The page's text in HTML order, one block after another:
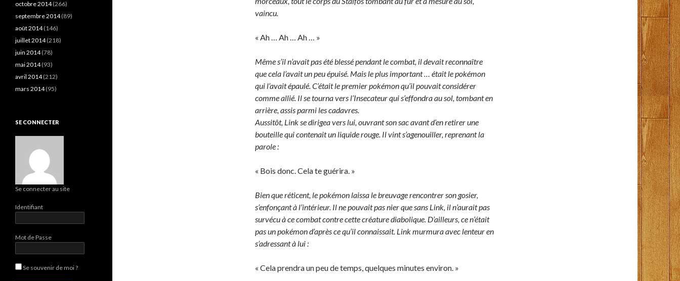
vaincu.
« Ah … Ah … Ah … »
Même s’il n’avait pas été blessé pendant le combat, il devait reconnaître
que cela l’avait un peu épuisé. Mais le plus important … était le pokémon
qui l’avait épaulé. C’était le premier pokémon qu’il pouvait considérer
comme allié. Il se tourna vers l’Insecateur qui s’effondra au sol, tombant en
arrière, assis parmi les cadavres.
Aussitôt, Link se dirigea vers lui, ouvrant son sac avant d’en retirer une
bouteille qui contenait un liquide rouge. Il vint s’agenouiller, reprenant la
parole :
« Bois donc. Cela te guérira. »
Bien que réticent, le pokémon laissa le breuvage rencontrer son gosier,
s’enfonçant à l’intérieur. Il ne pouvait pas nier que sans Link, il n’aurait pas
survécu à ce combat contre cette créature diabolique. D’ailleurs, ce n’était
pas un pokémon d’après ce qu’il connaissait. Link murmura avec lenteur en
s’adressant à lui :
« Cela prendra un peu de temps, quelques minutes environ. »
octobre 2014(266)
septembre 2014(89)
août 2014(146)
juillet 2014(218)
juin 2014(78)
mai 2014(93)
avril 2014(212)
mars 2014(95)
SE CONNECTER
Se connecter au site
Identifiant
Mot de Passe
Se souvenir de moi ?